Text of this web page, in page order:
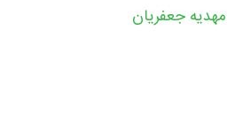
مهدیه جعفریان